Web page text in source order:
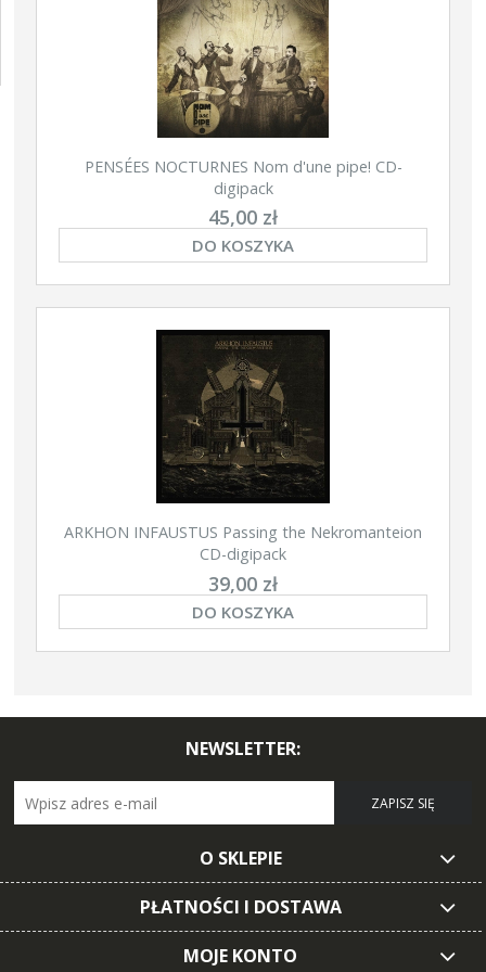
PENSÉES NOCTURNES Nom d'une pipe! CD-
digipack
45,00 zł
DO KOSZYKA
ARKHON INFAUSTUS Passing the Nekromanteion
CD-digipack
39,00 zł
DO KOSZYKA
NEWSLETTER:
ZAPISZ SIĘ
O SKLEPIE
PŁATNOŚCI I DOSTAWA
MOJE KONTO